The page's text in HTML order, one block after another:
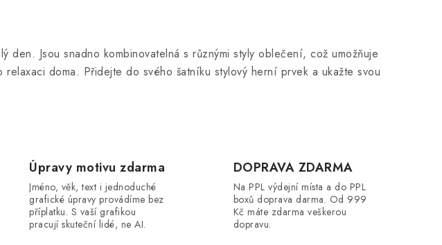
Jsou snadno kombinovatelná s různými styly oblečení, což umožňuje
doma. Přidejte do svého šatníku stylový herní prvek a ukažte svou
Úpravy motivu zdarma
Jméno, věk, text i jednoduché
grafické úpravy provádíme bez
příplatku. S vaší grafikou
pracují skuteční lidé, ne AI.
DOPRAVA ZDARMA
Na PPL výdejní místa a do PPL
boxů doprava darma. Od 999
Kč máte zdarma veškerou
dopravu.